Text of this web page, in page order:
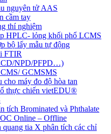
nguyên tử AAS
cầm tay
thí nghiệm
HPLC- lỏng khối phổ LCMS
bộ lấy mẫu tự động
FTIR
NPD/PFPD…)
GCMSMS
cho máy đo độ hòa tan
thực chiến vietEDU®
tích Brominated và Phthalate
Online – Offline
tia X phân tích các chỉ